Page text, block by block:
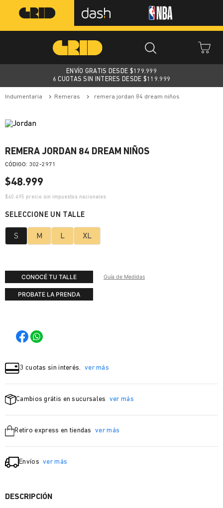
ENVÍO GRATIS DESDE $179.999
6 CUOTAS SIN INTERES DESDE $119.999
indumentaria remeras remera jordan 84 dream niños
REMERA JORDAN 84 DREAM NIÑOS
: 302-2971
$48.999
$40.495 precio sin impuestos nacionales
S M L XL
CONOCÉ TU TALLE Guía de Medidas
PROBATE LA PRENDA
3 cuotas sin interés. ver más
Cambios grátis en sucursales ver más
Retiro express en tiendas ver más
Envíos ver más
DESCRIPCIÓN